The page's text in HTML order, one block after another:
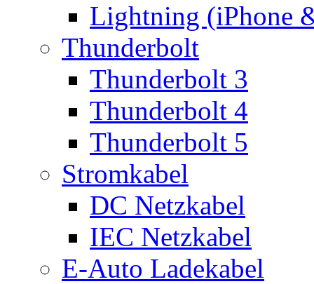
Lightning (iPhone
Thunderbolt
Thunderbolt 3
Thunderbolt 4
Thunderbolt 5
Stromkabel
DC Netzkabel
IEC Netzkabel
E-Auto Ladekabel